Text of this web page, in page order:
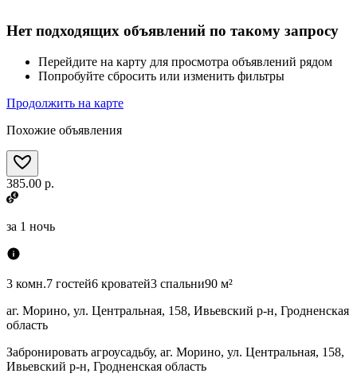
Нет подходящих объявлений по такому запросу
Перейдите на карту для просмотра объявлений рядом
Попробуйте сбросить или изменить фильтры
Продолжить на карте
Похожие объявления
385.00 р.
за 1 ночь
3 комн.7 гостей6 кроватей3 спальни90 м²
аг. Морино, ул. Центральная, 158, Ивьевский р-н, Гродненская
область
Забронировать агроусадьбу, аг. Морино, ул. Центральная, 158,
Ивьевский р-н, Гродненская область